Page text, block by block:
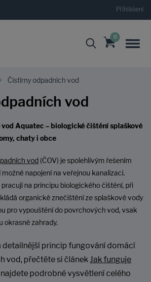
Přihlášení
0
Čistírny odpadních vod
vod
Aquatec – biologické čištění splaškové
chaty i obce
vod (ČOV) je spolehlivým řešením
napojení na veřejnou kanalizaci.
na principu biologického čištění, při
organické znečištění ze splaškové vody
pro vypouštění do povrchových vod, vsak
okrasné zahrady.
detailnější princip fungování domácí
vod, přečtěte si článekJak funguje
najdete podrobné vysvětlení celého